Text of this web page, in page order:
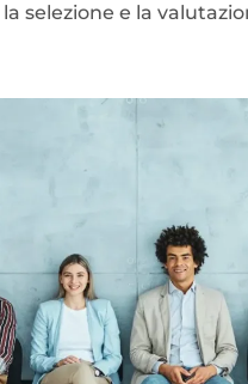
selezione e la